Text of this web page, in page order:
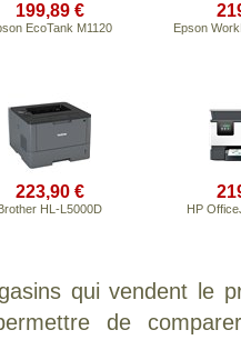
199,89 €
EcoTank M1120 Epson
223,90 €
HL-L5000D HP
qui vendent le
de